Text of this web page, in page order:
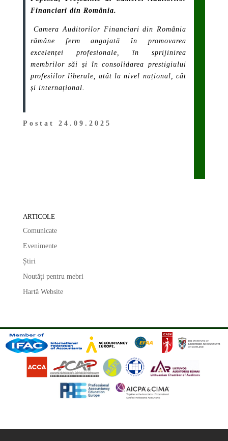
Financiari din România.
Camera Auditorilor Financiari din România
rămâne ferm angajată în promovarea
excelenței profesionale, în sprijinirea
membrilor săi și în consolidarea prestigiului
profesiilor liberale, atât la nivel național, cât
și internațional.
Postat 24.09.2025
ARTICOLE
Comunicate
Evenimente
Știri
Noutăți pentru mebri
Hartă Website